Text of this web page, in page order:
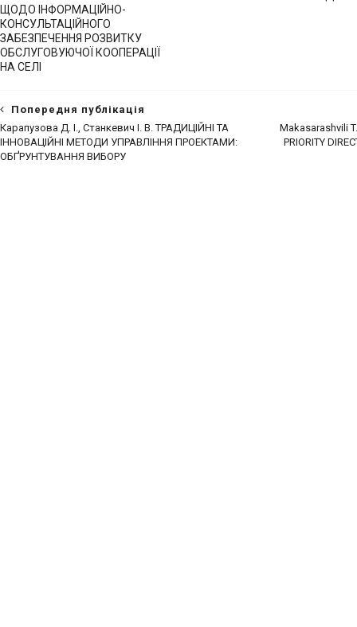
ЩОДО ІНФОРМАЦІЙНО-
КОНСУЛЬТАЦІЙНОГО
ЗАБЕЗПЕЧЕННЯ РОЗВИТКУ
ОБСЛУГОВУЮЧОЇ КООПЕРАЦІЇ
НА СЕЛІ
Makasarashvili
PRIORITY
Попередня публікація
Карапузова Д. І., Станкевич І. В. ТРАДИЦІЙНІ ТА
ІННОВАЦІЙНІ МЕТОДИ УПРАВЛІННЯ ПРОЕКТАМИ:
ОБҐРУНТУВАННЯ ВИБОРУ